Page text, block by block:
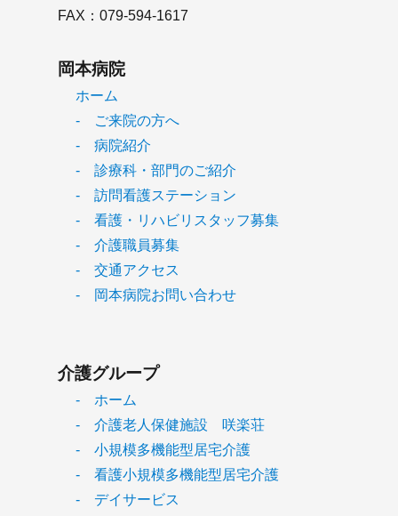
FAX：079-594-1617
岡本病院
ホーム
- ご来院の方へ
- 病院紹介
- 診療科・部門のご紹介
- 訪問看護ステーション
- 看護・リハビリスタッフ募集
- 介護職員募集
- 交通アクセス
- 岡本病院お問い合わせ
介護グループ
- ホーム
- 介護老人保健施設 咲楽荘
- 小規模多機能型居宅介護
- 看護小規模多機能型居宅介護
- デイサービス